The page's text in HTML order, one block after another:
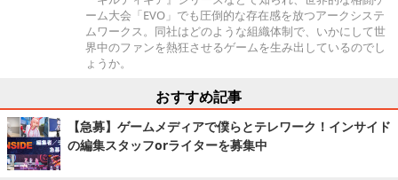
ーム大会「EVO」でも圧倒的な存在感を放つアークシステ
ムワークス。同社はどのような組織体制で、いかにして世
界中のファンを熱狂させるゲームを生み出しているのでし
ょうか。
おすすめ記事
【急募】ゲームメディアで僕らとテレワーク！インサイド
の編集スタッフorライターを募集中